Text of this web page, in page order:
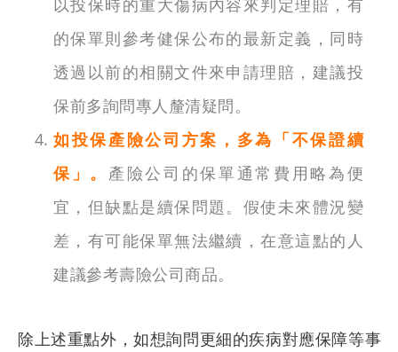
以投保時的重大傷病內容來判定理賠，有
的保單則參考健保公布的最新定義，同時
透過以前的相關文件來申請理賠，建議投
保前多詢問專人釐清疑問。
如投保產險公司方案，多為「不保證續
保」。 產險公司的保單通常費用略為便
宜，但缺點是續保問題。假使未來體況變
差，有可能保單無法繼續，在意這點的人
建議參考壽險公司商品。
除上述重點外，如想詢問更細的疾病對應保障等事